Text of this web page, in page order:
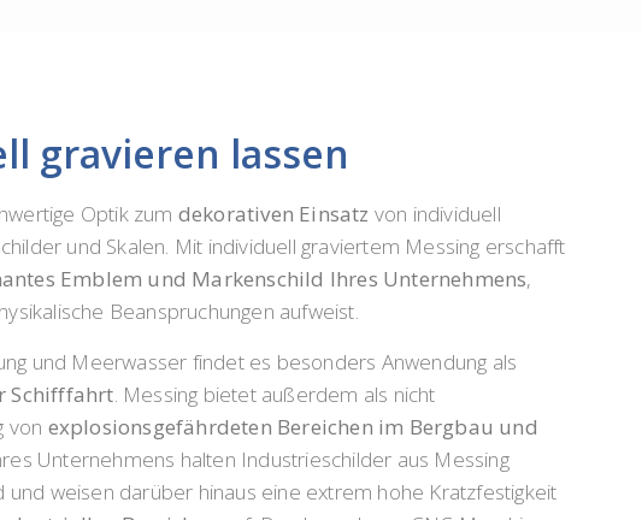
gravieren lassen
Optik zum dekorativen Einsatz von individuell
und Skalen. Mit individuell graviertem Messing erschafft
Emblem und Markenschild Ihres Unternehmens,
Beanspruchungen aufweist.
und Meerwasser findet es besonders Anwendung als
Schifffahrt . Messing bietet außerdem als nicht
von explosionsgefährdeten Bereichen im Bergbau und
Unternehmens halten Industrieschilder aus Messing
und weisen darüber hinaus eine extrem hohe Kratzfestigkeit